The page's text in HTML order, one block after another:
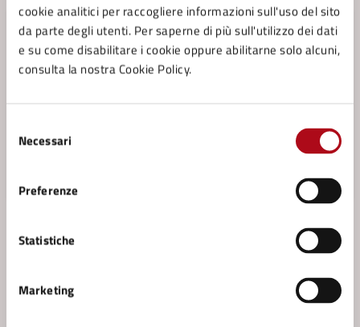
cookie analitici per raccogliere informazioni sull'uso del sito
da parte degli utenti. Per saperne di più sull'utilizzo dei dati
e su come disabilitare i cookie oppure abilitarne solo alcuni,
consulta la nostra Cookie Policy.
delNecessari
Preferenze
Statistiche
Marketing
NOTIZIE 30/03/26
aperto alla comunità: invito alla compilazione